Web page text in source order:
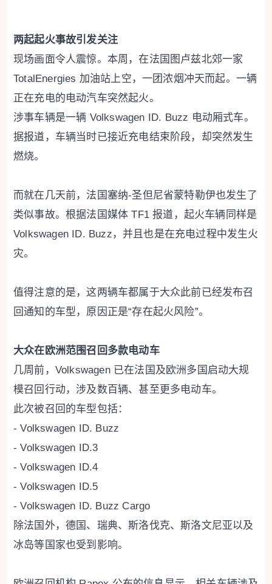
两起起火事故引发关注
现场画面令人震惊。本周，在法国图卢兹北郊一家
TotalEnergies 加油站上空，一团浓烟冲天而起。一辆
正在充电的电动汽车突然起火。
涉事车辆是一辆 Volkswagen ID. Buzz 电动厢式车。
据报道，车辆当时已接近充电结束阶段，却突然发生
燃烧。
而就在几天前，法国塞纳-圣但尼省蒙特勒伊也发生了
类似事故。根据法国媒体 TF1 报道，起火车辆同样是
Volkswagen ID. Buzz，并且也是在充电过程中发生火
灾。
值得注意的是，这两辆车都属于大众此前已经发布召
回通知的车型，原因正是“存在起火风险”。
大众在欧洲范围召回多款电动车
几周前，Volkswagen 已在法国及欧洲多国启动大规
模召回行动，涉及数百辆、甚至更多电动车。
此次被召回的车型包括：
- Volkswagen ID. Buzz
- Volkswagen ID.3
- Volkswagen ID.4
- Volkswagen ID.5
- Volkswagen ID. Buzz Cargo
除法国外，德国、瑞典、斯洛伐克、斯洛文尼亚以及
冰岛等国家也受到影响。